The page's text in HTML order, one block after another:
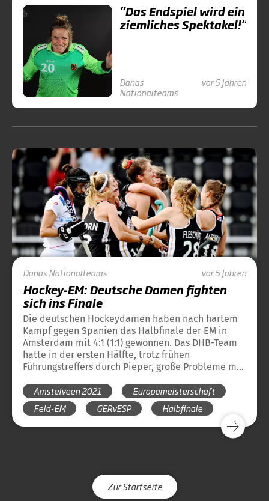
"Das Endspiel wird ein
ziemliches Spektakel!"
Danas
Nationalteams
vor 5 Jahren
DanasNationalteams vor 5 Jahren
Hockey-EM: Deutsche Damen fighten
sich ins Finale
Die deutschen Hockeydamen haben nach hartem
Kampf gegen Spanien das Halbfinale der EM in
Amsterdam mit 4:1 (1:1) gewonnen. Das DHB-Team
hatte in der ersten Hälfte, trotz frühen
Führungstreffers durch Pieper, große Probleme mit
Pause waren die das bessere Team. Dann nutzte
Zimmermann genau zum richtigen Zeitpunkt die
zweite Ecke zur erneuten Führung. Und die gaben
die Deutschen nicht mehr her, bis Maertens und
Schröder in der Schlussphase zwei Kontertore zum
am Samstag im Herrenfinale – die Niederlande.
Amstelveen 2021
Europameisterschaft
Feld-EM
GERvESP Halbfinale
Zur Startseite